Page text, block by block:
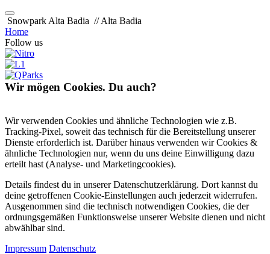
Snowpark Alta Badia // Alta Badia
Home
Follow us
Wir mögen Cookies. Du auch?
Wir verwenden Cookies und ähnliche Technologien wie z.B.
Tracking-Pixel, soweit das technisch für die Bereitstellung unserer
Dienste erforderlich ist. Darüber hinaus verwenden wir Cookies &
ähnliche Technologien nur, wenn du uns deine Einwilligung dazu
erteilt hast (Analyse- und Marketingcookies).
Details findest du in unserer Datenschutzerklärung. Dort kannst du
deine getroffenen Cookie-Einstellungen auch jederzeit widerrufen.
Ausgenommen sind die technisch notwendigen Cookies, die der
ordnungsgemäßen Funktionsweise unserer Website dienen und nicht
abwählbar sind.
Impressum Datenschutz